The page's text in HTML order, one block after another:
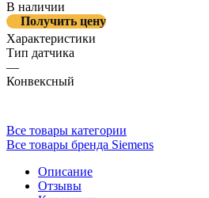
В наличии
Получить цену
Характеристики
Тип датчика
—
Конвексный
Все товары категории
Все товары бренда Siemens
Описание
Отзывы